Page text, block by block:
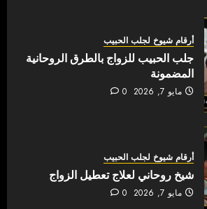
أرقام شيوخ لجلب الحبيب
جلب الحبيب للزواج بالطرق الروحانية
المضمونة
مايو 7, 2026 0
أرقام شيوخ لجلب الحبيب
شيخ روحاني لعلاج تعطيل الزواج
مايو 7, 2026 0